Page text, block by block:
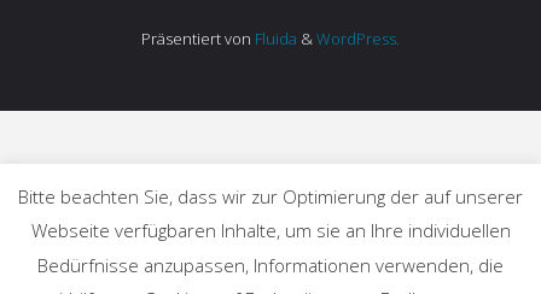
Präsentiert von Fluida &WordPress.
Bitte beachten Sie, dass wir zur Optimierung der auf unserer
Webseite verfügbaren Inhalte, um sie an Ihre individuellen
Bedürfnisse anzupassen, Informationen verwenden, die